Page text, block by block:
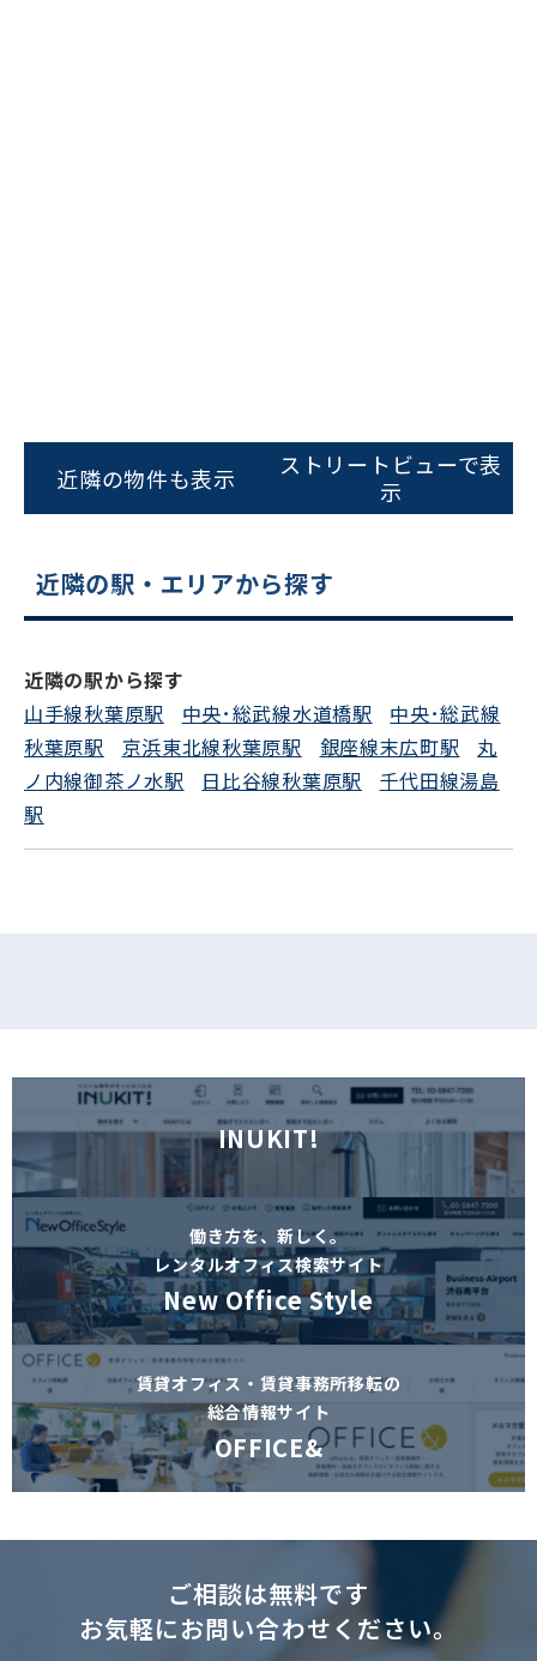
スムーズにご案内できます
0120-620-213
近隣の物件も表示
ストリートビューで表
示
近隣の駅・エリアから探す
近隣の駅から探す
山手線秋葉原駅
中央･総武線水道橋駅
中央･総武線
秋葉原駅
京浜東北線秋葉原駅 銀座線末広町駅
丸
ノ内線御茶ノ水駅
日比谷線秋葉原駅
千代田線湯島
駅
INUKIT!
働き方を、新しく。
レンタルオフィス検索サイト
New Office Style
賃貸オフィス・賃貸事務所移転の
総合情報サイト
OFFICE&
ご相談は無料です
お気軽にお問い合わせください。